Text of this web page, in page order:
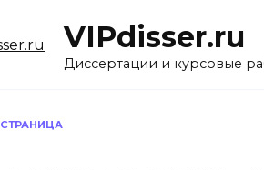
VIPdisser.ru
Диссертации и курсовые